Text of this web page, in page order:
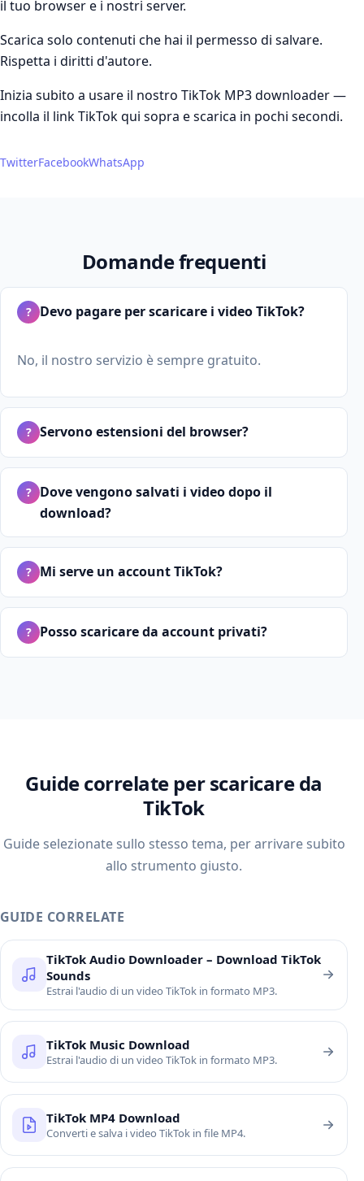
il tuo browser e i nostri server.
Scarica solo contenuti che hai il permesso di salvare.
Rispetta i diritti d'autore.
Inizia subito a usare il nostro TikTok MP3 downloader —
incolla il link TikTok qui sopra e scarica in pochi secondi.
TwitterFacebookWhatsApp
Domande frequenti
? Devo pagare per scaricare i video TikTok?
No, il nostro servizio è sempre gratuito.
? Servono estensioni del browser?
?
Dove vengono salvati i video dopo il
download?
? Mi serve un account TikTok?
? Posso scaricare da account privati?
Guide correlate per scaricare da
TikTok
Guide selezionate sullo stesso tema, per arrivare subito
allo strumento giusto.
GUIDE CORRELATE
TikTok Audio Downloader – Download TikTok
Sounds
Estrai l'audio di un video TikTok in formato MP3.
TikTok Music Download
Estrai l'audio di un video TikTok in formato MP3.
TikTok MP4 Download
Converti e salva i video TikTok in file MP4.